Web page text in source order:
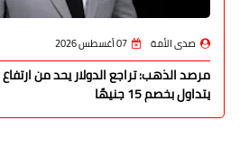
صدى الأمة 07 أغسطس 2026
مرصد الذهب: تراجع الدولار يحد من ارتفاع
يتداول بخصم 15 جنيهًا